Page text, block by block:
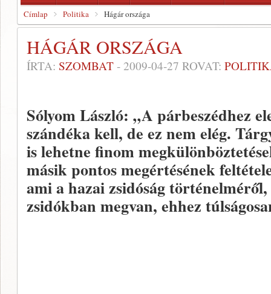
Címlap Politika Hágár országa
HÁGÁR ORSZÁGA
ÍRTA: SZOMBAT - 2009-04-27 ROVAT:
Sólyom László: „A párbeszédhez
szándéka kell, de ez nem elég.
is lehetne finom
másik pontos megértésének
ami a hazai zsidóság
zsidókban megvan, ehhez